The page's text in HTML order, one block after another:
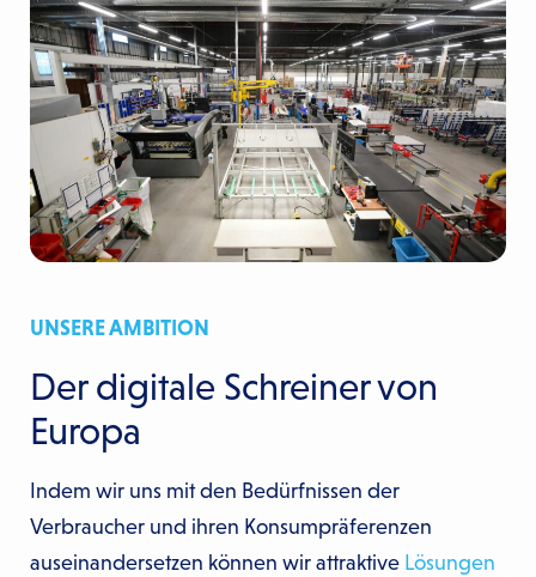
UNSERE AMBITION
Der digitale Schreiner von
Europa
Indem wir uns mit den Bedürfnissen der
Verbraucher und ihren Konsumpräferenzen
auseinandersetzen können wir attraktive Lösungen